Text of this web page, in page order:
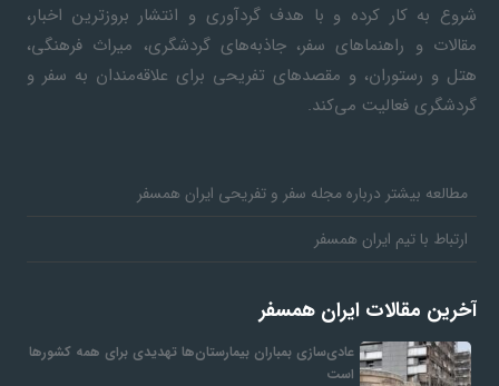
شروع به کار کرده و با هدف گردآوری و انتشار بروزترین اخبار،
مقالات و راهنماهای سفر، جاذبه‌های گردشگری، میراث فرهنگی،
هتل و رستوران، و مقصدهای تفریحی برای علاقه‌مندان به سفر و
گردشگری فعالیت می‌کند.
مطالعه بیشتر درباره مجله سفر و تفریحی ایران همسفر
ارتباط با تیم ایران همسفر
آخرین مقالات ایران همسفر
عادی‌سازی بمباران بیمارستان‌ها تهدیدی برای همه کشورها
است